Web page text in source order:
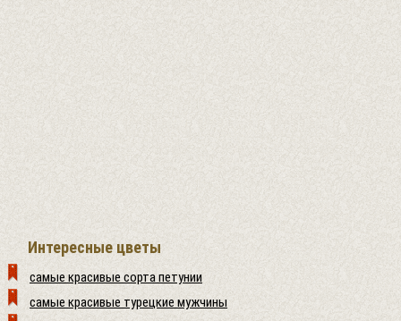
Интересные цветы
самые красивые сорта петунии
самые красивые турецкие мужчины